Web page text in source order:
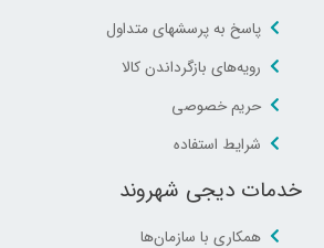
پاسخ به پرسشهای متداول
رویه‌های بازگرداندن کالا
حریم خصوصی
شرایط استفاده
خدمات دیجی شهروند
همکاری با سازمان‌ها